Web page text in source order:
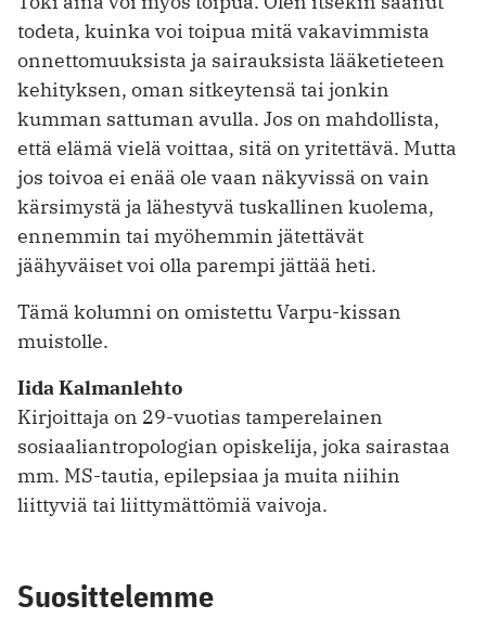
todeta, kuinka voi toipua mitä vakavimmista
onnettomuuksista ja sairauksista lääketieteen
kehityksen, oman sitkeytensä tai jonkin
kumman sattuman avulla. Jos on mahdollista,
että elämä vielä voittaa, sitä on yritettävä. Mutta
jos toivoa ei enää ole vaan näkyvissä on vain
kärsimystä ja lähestyvä tuskallinen kuolema,
ennemmin tai myöhemmin jätettävät
jäähyväiset voi olla parempi jättää heti.
Tämä kolumni on omistettu Varpu-kissan
muistolle.
Iida Kalmanlehto
Kirjoittaja on 29-vuotias tamperelainen
sosiaaliantropologian opiskelija, joka sairastaa
mm. MS-tautia, epilepsiaa ja muita niihin
liittyviä tai liittymättömiä vaivoja.
Suosittelemme